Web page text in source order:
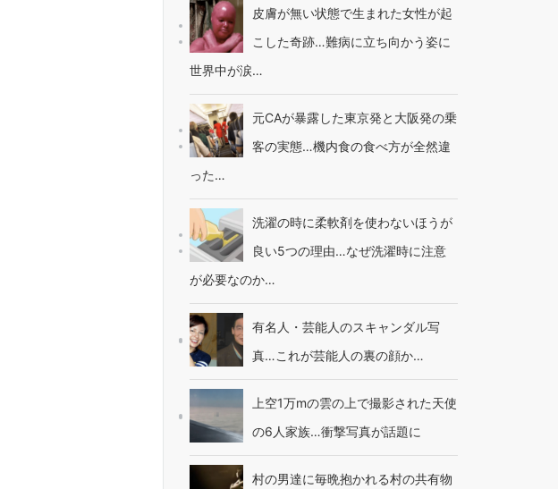
皮膚が無い状態で生まれた女性が起
こした奇跡…難病に立ち向かう姿に
世界中が涙…
元CAが暴露した東京発と大阪発の乗
客の実態…機内食の食べ方が全然違
った…
洗濯の時に柔軟剤を使わないほうが
良い5つの理由…なぜ洗濯時に注意
が必要なのか…
有名人・芸能人のスキャンダル写
真…これが芸能人の裏の顔か…
上空1万mの雲の上で撮影された天使
の6人家族…衝撃写真が話題に
村の男達に毎晩抱かれる村の共有物